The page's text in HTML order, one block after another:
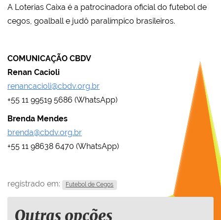
A Loterias Caixa é a patrocinadora oficial do futebol de
cegos, goalball e judô paralímpico brasileiros.
COMUNICAÇÃO CBDV
Renan Cacioli
renancacioli@cbdv.org.br
+55 11 99519 5686 (WhatsApp)
Brenda Mendes
brenda@cbdv.org.br
+55 11 98638 6470 (WhatsApp)
registrado em: Futebol de Cegos
Outras opções